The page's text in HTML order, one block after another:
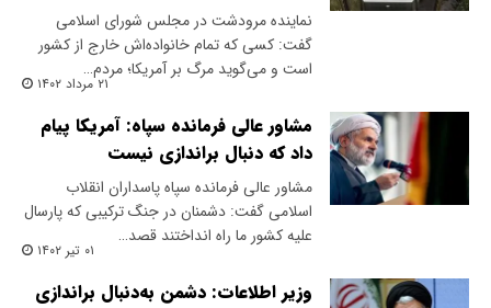
نماینده مرودشت در مجلس شورای اسلامی
گفت: کسی که تمام خانواده‌اش خارج از کشور
است و می‌گوید مرگ بر آمریکا؛ مردم…
۲۱ مرداد ۱۴۰۲
مشاور عالی فرمانده سپاه: آمریکا پیام
داد که دنبال براندازی نیست
مشاور عالی فرمانده سپاه پاسداران انقلاب
اسلامی گفت: دشمنان در جنگ ترکیبی که پارسال
علیه کشور ما راه انداختند قصد…
۰۱ تیر ۱۴۰۲
وزیر اطلاعات: دشمن به‌دنبال براندازی